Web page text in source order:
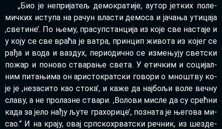
„Био је не­при­ја­тељ де­мо­кра­ти­је, аутор јет­ких по­ле­
мич­ких исту­па на ра­чун вла­сти де­мо­са и ја­ча­ња ути­ца­ја
,све­ти­не’. По ње­му, пра­суп­стан­ци­ја из ко­је све на­ста­је и
у ко­ју се све вра­ћа је ва­тра, прин­цип жи­во­та из ко­јег се
ра­ђа и во­да и ва­здух, пе­ри­о­дич­но се из­ме­њу­ју свет­ски
по­жар и по­но­во ства­ра­ње све­та. У етич­ким и со­ци­јал­
ним пи­та­њи­ма он ари­сто­крат­ски го­во­ри о мно­штву ко­
је је ,не­за­си­то као сто­ка’, и ка­же да нај­бо­љи во­ле веч­ну
сла­ву, а не про­ла­зне ства­ри. ,Во­ло­ви ми­сле да су срећ­ни
ка­да за је­ло на­ђу љу­те гра­хо­ри­це’, по­зна­та је ње­го­ва ми­
сао.” И на кра­ју, овај срп­ско­хр­ват­ски реч­ник, из ше­зде­